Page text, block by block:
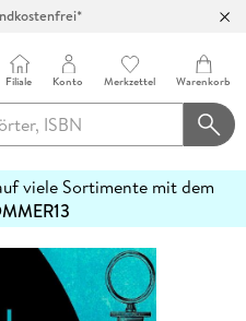
100 Filialen
Filiale Konto Merkzettel Warenkorb
viele Sortimente mit dem